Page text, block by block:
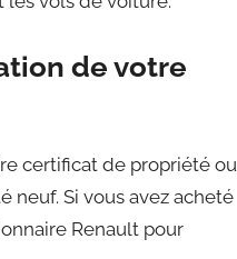
de votre
certificat de propriété ou
neuf. Si vous avez acheté
Renault pour